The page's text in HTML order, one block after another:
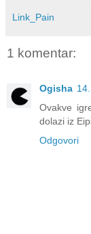
Link_Pain
1 komentar:
Ogisha
Ovakve
dolazi iz
Odgovori